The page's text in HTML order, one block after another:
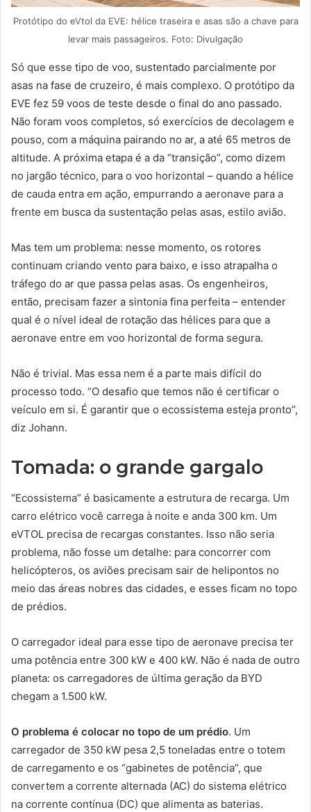
Protótipo do eVtol da EVE: hélice traseira e asas são a chave para
levar mais passageiros. Foto: Divulgação
Só que esse tipo de voo, sustentado parcialmente por
asas na fase de cruzeiro, é mais complexo. O protótipo da
EVE fez 59 voos de teste desde o final do ano passado.
Não foram voos completos, só exercícios de decolagem e
pouso, com a máquina pairando no ar, a até 65 metros de
altitude. A próxima etapa é a da “transição”, como dizem
no jargão técnico, para o voo horizontal – quando a hélice
de cauda entra em ação, empurrando a aeronave para a
frente em busca da sustentação pelas asas, estilo avião.
Mas tem um problema: nesse momento, os rotores
continuam criando vento para baixo, e isso atrapalha o
tráfego do ar que passa pelas asas. Os engenheiros,
então, precisam fazer a sintonia fina perfeita – entender
qual é o nível ideal de rotação das hélices para que a
aeronave entre em voo horizontal de forma segura.
Não é trivial. Mas essa nem é a parte mais difícil do
processo todo. “O desafio que temos não é certificar o
veículo em si. É garantir que o ecossistema esteja pronto”,
diz Johann.
Tomada: o grande gargalo
“Ecossistema” é basicamente a estrutura de recarga. Um
carro elétrico você carrega à noite e anda 300 km. Um
eVTOL precisa de recargas constantes. Isso não seria
problema, não fosse um detalhe: para concorrer com
helicópteros, os aviões precisam sair de helipontos no
meio das áreas nobres das cidades, e esses ficam no topo
de prédios.
O carregador ideal para esse tipo de aeronave precisa ter
uma potência entre 300 kW e 400 kW. Não é nada de outro
planeta: os carregadores de última geração da BYD
chegam a 1.500 kW.
O problema é colocar no topo de um prédio. Um
carregador de 350 kW pesa 2,5 toneladas entre o totem
de carregamento e os “gabinetes de potência”, que
convertem a corrente alternada (AC) do sistema elétrico
na corrente contínua (DC) que alimenta as baterias.